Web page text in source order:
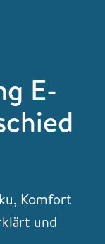
E-
Komfort
und